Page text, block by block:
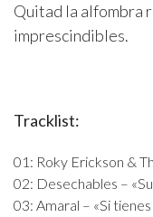
Quitad la alfombra
imprescindibles.
Tracklist:
01: Roky Erickson &
02: Desechables –
03: Amaral – «Si